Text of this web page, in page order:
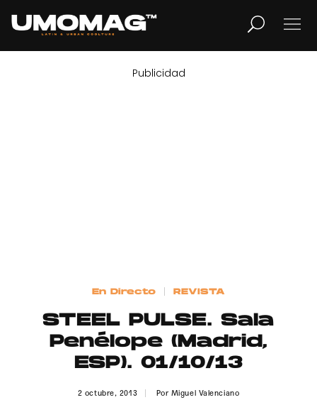
LIFESTYLE
Contacto
Publicidad
En Directo REVISTA
STEEL PULSE. Sala
Penélope (Madrid,
ESP). 01/10/13
2 octubre, 2013 Por Miguel Valenciano